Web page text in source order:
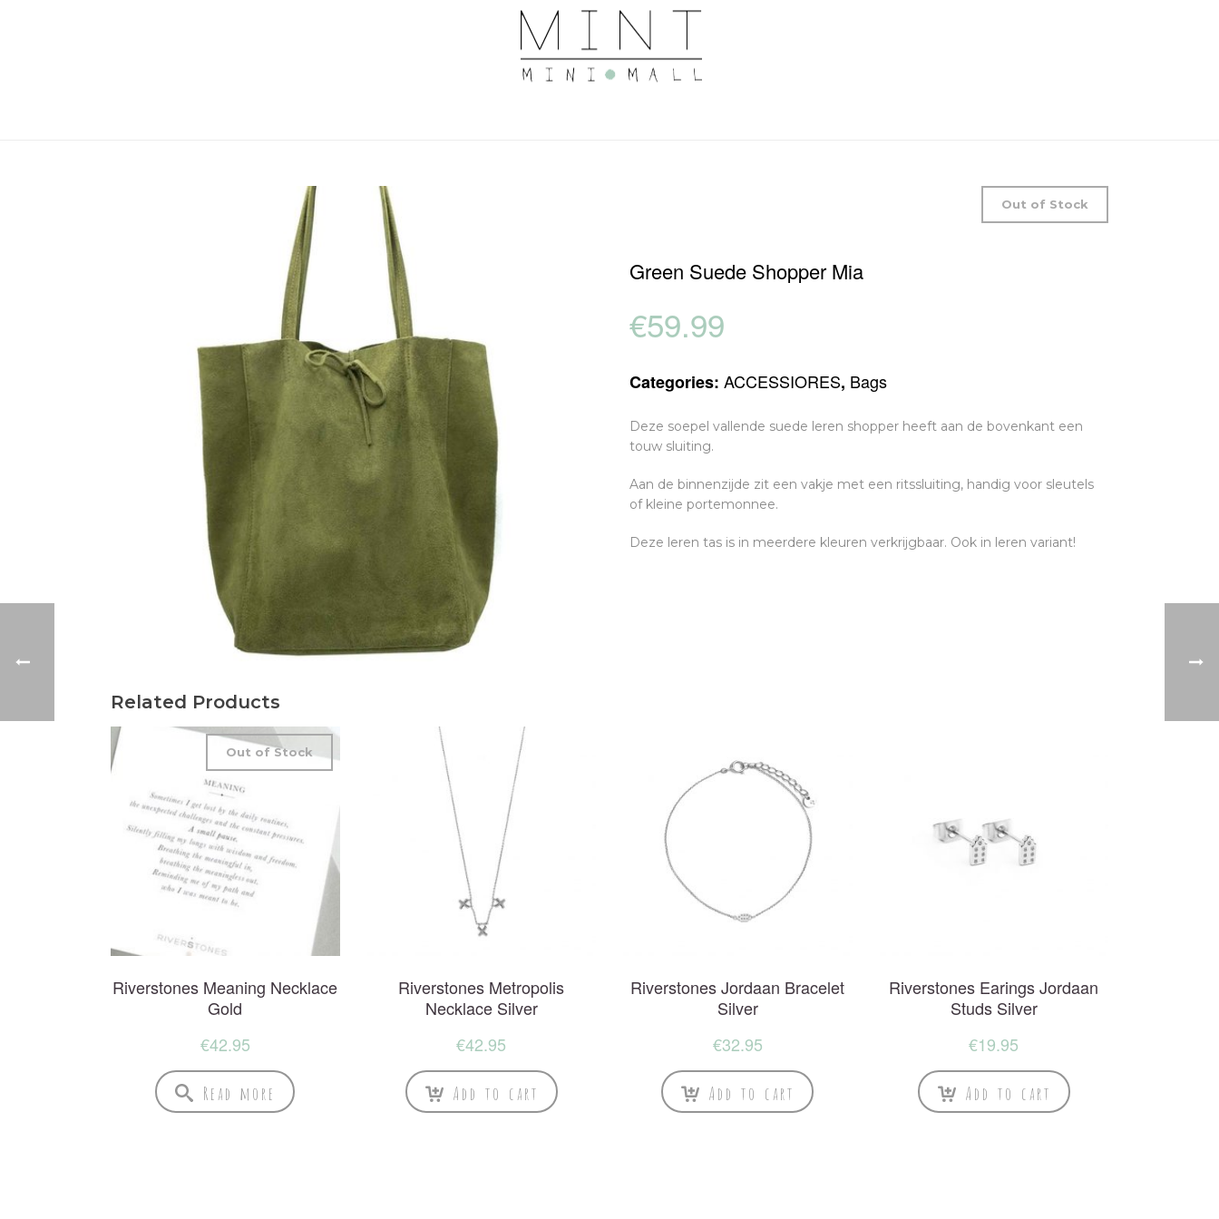
Out of Stock
Green Suede Shopper Mia
€59.99
Categories: ACCESSIORES, Bags
Deze soepel vallende suede leren shopper heeft aan de bovenkant een
touw sluiting.
Aan de binnenzijde zit een vakje met een ritssluiting, handig voor sleutels
of kleine portemonnee.
Deze leren tas is in meerdere kleuren verkrijgbaar. Ook in leren variant!
Related Products
Riverstones Meaning Necklace
Gold
Out of Stock
€42.95
Read more
Riverstones Metropolis
Necklace Silver
€42.95
Add to cart
Riverstones Jordaan Bracelet
Silver
€32.95
Add to cart
Riverstones Earings Jordaan
Studs Silver
€19.95
Add to cart